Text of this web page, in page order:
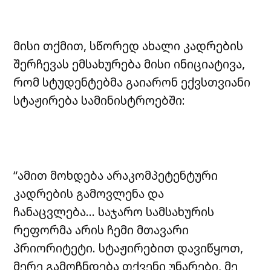
მისი თქმით, სწორედ ახალი კადრების
შერჩევას ემსახურება მისი ინიციატივა,
რომ სტუდენტებმა გაიარონ ექვსთვიანი
სტაჟირება სამინისტროებში:
“ამით მოხდება არაკომპეტენტური
კადრების გამოვლენა და
ჩანაცვლება… საჯარო სამსახურის
რეფორმა არის ჩემი მთავარი
პრიორიტეტი. სტაჟირებით დავიწყოთ,
მერე გამოჩნდება თქვენი უნარები, მე